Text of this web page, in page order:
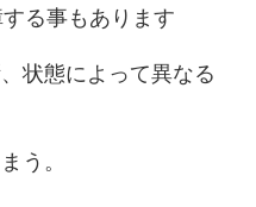
る事もあります
状態によって異なる
う。